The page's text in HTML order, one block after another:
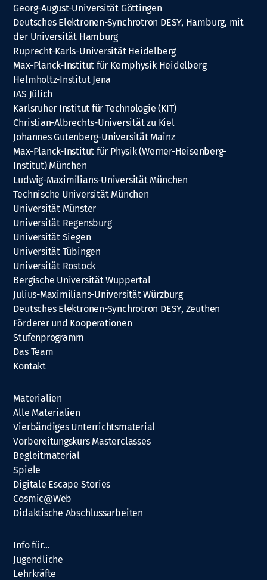
Georg-August-Universität Göttingen
Deutsches Elektronen-Synchrotron DESY, Hamburg, mit
der Universität Hamburg
Ruprecht-Karls-Universität Heidelberg
Max-Planck-Institut für Kernphysik Heidelberg
Helmholtz-Institut Jena
IAS Jülich
Karlsruher Institut für Technologie (KIT)
Christian-Albrechts-Universität zu Kiel
Johannes Gutenberg-Universität Mainz
Max-Planck-Institut für Physik (Werner-Heisenberg-
Institut) München
Ludwig-Maximilians-Universität München
Technische Universität München
Universität Münster
Universität Regensburg
Universität Siegen
Universität Tübingen
Universität Rostock
Bergische Universität Wuppertal
Julius-Maximilians-Universität Würzburg
Deutsches Elektronen-Synchrotron DESY, Zeuthen
Förderer und Kooperationen
Stufenprogramm
Das Team
Kontakt
Materialien
Alle Materialien
Vierbändiges Unterrichtsmaterial
Vorbereitungskurs Masterclasses
Begleitmaterial
Spiele
Digitale Escape Stories
Cosmic@Web
Didaktische Abschlussarbeiten
Info für…
Jugendliche
Lehrkräfte